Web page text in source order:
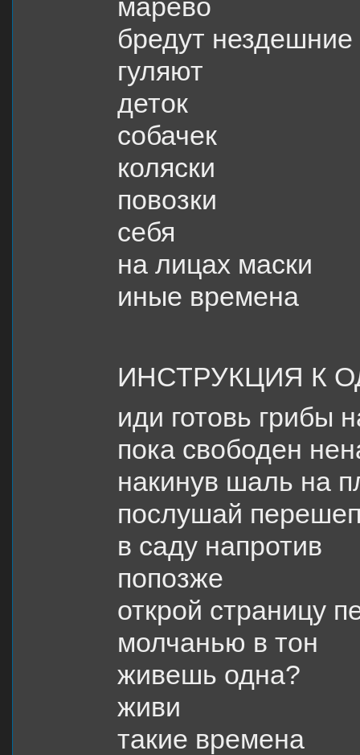
марево
бредут
гуляют
деток
собачек
коляски
повозки
себя
на лицах маски
иные времена
ИНСТРУКЦИЯ К
иди готовь грибы
пока свободен
накинув шаль на
послушай
в саду напротив
попозже
открой страницу
молчанью в тон
живешь одна?
живи
такие времена